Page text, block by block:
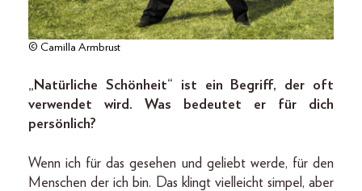
© Camilla Armbrust
„Natürliche Schönheit“ ist ein Begriff, der oft
verwendet wird. Was bedeutet er für dich
persönlich?
Wenn ich für das gesehen und geliebt werde, für den
Menschen der ich bin. Das klingt vielleicht simpel, aber